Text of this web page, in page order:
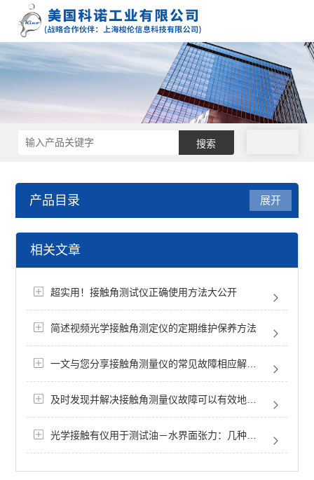
产品目录
接触角测量仪
手动/标准型接触角测定仪
手动型接触角仪
*型自动进液式光学接触角仪
展开
相关文章
超实用！接触角测试仪正确使用方法大公开
简述视频光学接触角测定仪的定期维护保养方法
一文与您分享接触角测量仪的常见故障相应解决方法
及时发现并解决接触角测量仪故障可以有效地提高可靠性
光学接触有仪用于测试油－水界面张力：几种油的油水界面张力测试